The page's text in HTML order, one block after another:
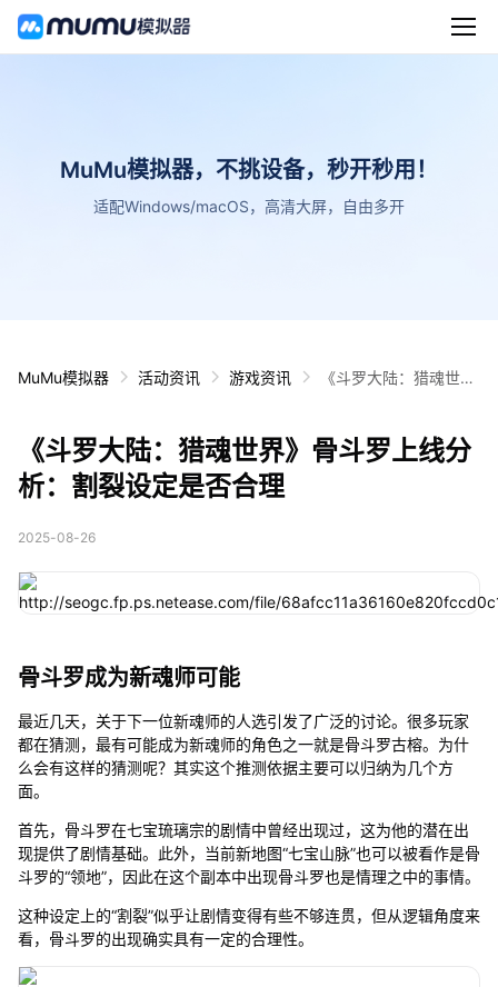
MuMu模拟器，不挑设备，秒开秒用！
适配Windows/macOS，高清大屏，自由多开
MuMu模拟器 活动资讯 游戏资讯
《斗罗大陆：猎魂世
《斗罗大陆：猎魂世界》骨斗罗上线分
析：割裂设定是否合理
2025-08-26
骨斗罗成为新魂师可能
最近几天，关于下一位新魂师的人选引发了广泛的讨论。很多玩家
都在猜测，最有可能成为新魂师的角色之一就是骨斗罗古榕。为什
么会有这样的猜测呢？其实这个推测依据主要可以归纳为几个方
面。
首先，骨斗罗在七宝琉璃宗的剧情中曾经出现过，这为他的潜在出
现提供了剧情基础。此外，当前新地图“七宝山脉”也可以被看作是骨
斗罗的“领地”，因此在这个副本中出现骨斗罗也是情理之中的事情。
这种设定上的“割裂”似乎让剧情变得有些不够连贯，但从逻辑角度来
看，骨斗罗的出现确实具有一定的合理性。